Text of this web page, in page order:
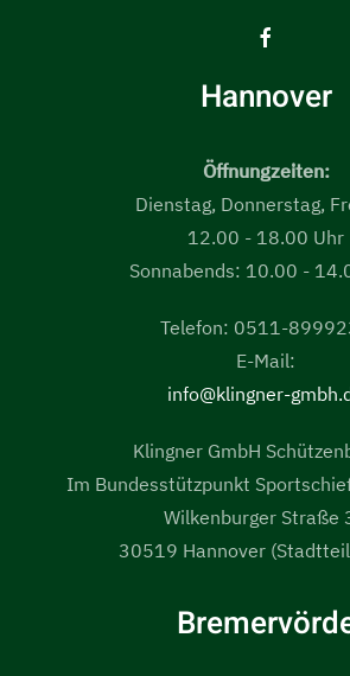
Hannover
Öffnungzeiten:
Dienstag, Donnerstag,
12.00 - 18.00 Uhr
Sonnabends: 10.00 -
Telefon: 0511-
E-Mail:
info@klingner-
Klingner GmbH
Im Bundesstützpunkt
Wilkenburger Straße
30519 Hannover